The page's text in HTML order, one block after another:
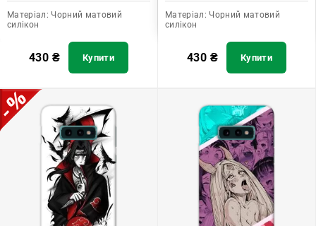
Матеріал: Чорний матовий
силікон
430 ₴ Купити
Матеріал: Чорний матовий
силікон
430 ₴ Купити